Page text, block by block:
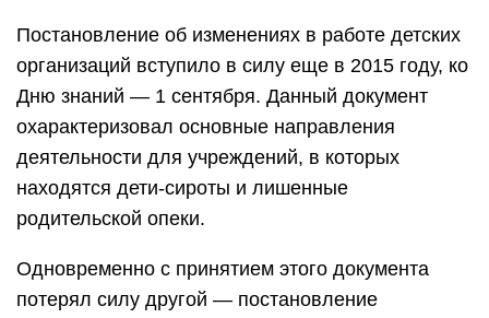
Постановление об изменениях в работе детских
организаций вступило в силу еще в 2015 году, ко
Дню знаний — 1 сентября. Данный документ
охарактеризовал основные направления
деятельности для учреждений, в которых
находятся дети-сироты и лишенные
родительской опеки.
Одновременно с принятием этого документа
потерял силу другой — постановление